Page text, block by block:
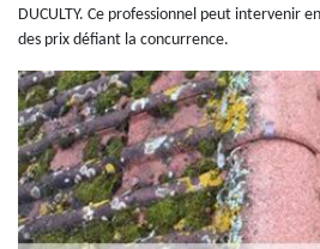
DUCULTY. Ce professionnel peut intervenir
des prix défiant la concurrence.